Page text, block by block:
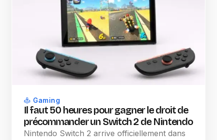
Gaming
Il faut 50 heures pour gagner le droit de
précommander un Switch 2 de Nintendo
Nintendo Switch 2 arrive officiellement dans